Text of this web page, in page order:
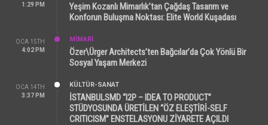
1:29 PM
Yeşim Kozanlı Mimarlık’tan Çağdaş Tasarım ve
Konforun Buluşma Noktası: Elite World Kuşadası
OCA 15TH
4:02 PM
MİMARİ
Özer\Ürger Architects’ten Bağcılar’da Çok Yönlü Bir
Sosyal Yaşam Merkezi
OCA 14TH
3:37 PM
KÜLTÜR-SANAT
İSTANBULSMD “I2P – IDEA TO PRODUCT”
STÜDYOSUNDA ÜRETİLEN “ÖZ ELEŞTİRİ-SELF
CRITICISM” ENSTELASYONU ZİYARETE AÇILDI